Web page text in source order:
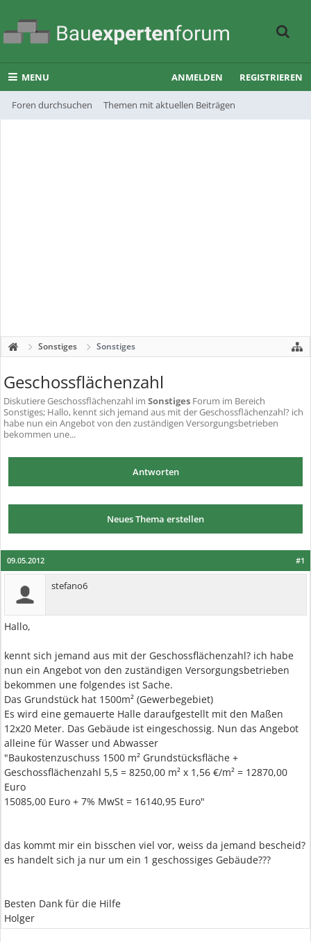
MENU
Foren durchsuchen Themen mit aktuellen Beiträgen
ANMELDEN REGISTRIEREN
Sonstiges Sonstiges
Geschossflächenzahl
DiskutiereGeschossflächenzahl im Sonstiges Forum im Bereich
Sonstiges; Hallo, kennt sich jemand aus mit der Geschossflächenzahl? ich
habe nun ein Angebot von den zuständigen Versorgungsbetrieben
bekommen une...
Antworten
Neues Thema erstellen
#1
09.05.2012
stefano6
Hallo,
kennt sich jemand aus mit der Geschossflächenzahl? ich habe
nun ein Angebot von den zuständigen Versorgungsbetrieben
bekommen une folgendes ist Sache.
Das Grundstück hat 1500m² (Gewerbegebiet)
Es wird eine gemauerte Halle daraufgestellt mit den Maßen
12x20 Meter. Das Gebäude ist eingeschossig. Nun das Angebot
alleine für Wasser und Abwasser
"Baukostenzuschuss 1500 m² Grundstücksfläche +
Geschossflächenzahl 5,5 = 8250,00 m² x 1,56 €/m² = 12870,00
Euro
15085,00 Euro + 7% MwSt = 16140,95 Euro"
das kommt mir ein bisschen viel vor, weiss da jemand bescheid?
es handelt sich ja nur um ein 1 geschossiges Gebäude???
Besten Dank für die Hilfe
Holger